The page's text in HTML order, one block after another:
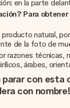
en la parte
Para
producto natural,
de la foto de
razones técnicas,
árabes,
parar con esta
con nombre!